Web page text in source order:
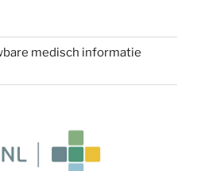
medisch informatie